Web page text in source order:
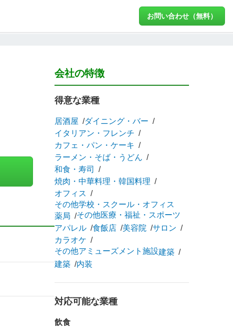
お問い合わせ（無料）
会社の特徴
得意な業種
居酒屋
ダイニング・バー
イタリアン・フレンチ
カフェ・パン・ケーキ
ラーメン・そば・うどん
和食・寿司
焼肉・中華料理・韓国料理
オフィス
その他学校・スクール・オフィス
薬局
その他医療・福祉・スポーツ
アパレル
食飯店 美容院
サロン
カラオケ
その他アミューズメント施設建築
建築
内装
対応可能な業種
飲食